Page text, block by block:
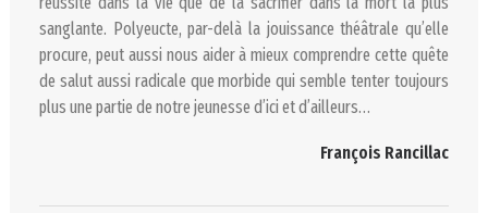
sanglante. Polyeucte, par-delà la jouissance théâtrale qu’elle
procure, peut aussi nous aider à mieux comprendre cette quête
de salut aussi radicale que morbide qui semble tenter toujours
plus une partie de notre jeunesse d’ici et d’ailleurs…
François Rancillac